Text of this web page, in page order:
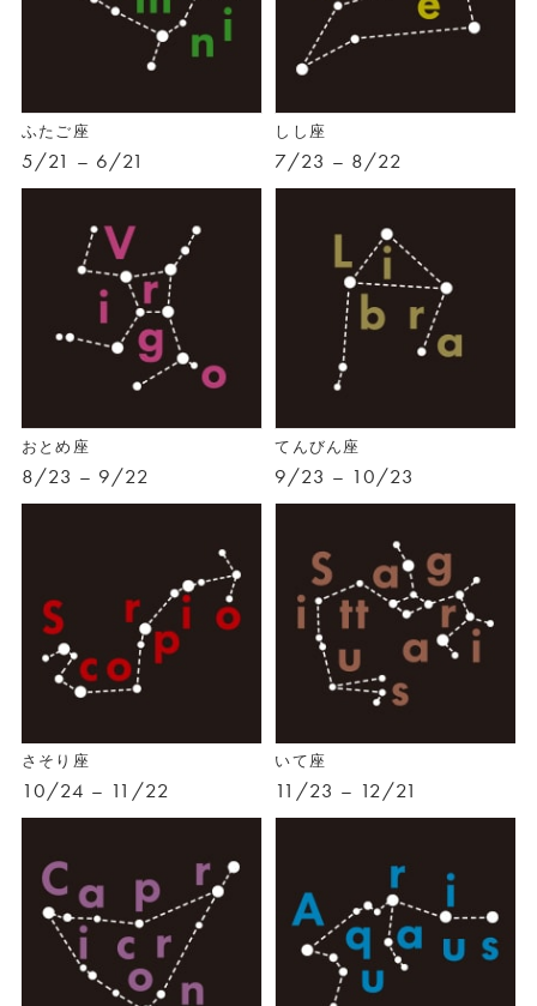
ふたご座
5/21 – 6/21
しし座
7/23 – 8/22
おとめ座
8/23 – 9/22
てんびん座
9/23 – 10/23
さそり座
10/24 – 11/22
いて座
11/23 – 12/21